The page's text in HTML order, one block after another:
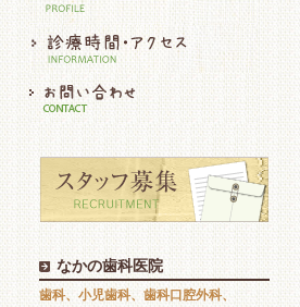
なかの歯科医院
歯科、小児歯科、歯科口腔外科、